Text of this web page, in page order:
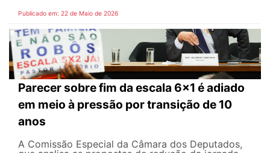
Publicado em: 22 de Maio de 2026
Parecer sobre fim da escala 6x1 é adiado
em meio à pressão por transição de 10
anos
A Comissão Especial da Câmara dos Deputados,